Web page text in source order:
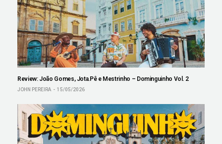
Review: João Gomes, Jota.Pê e Mestrinho – Dominguinho Vol. 2
JOHN PEREIRA 15/05/2026